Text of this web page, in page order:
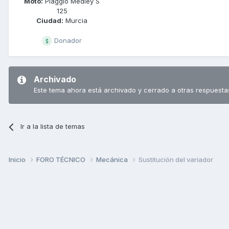
125
Ciudad: Murcia
Donador
Archivado
Este tema ahora está archivado y cerrado a otras
Ir a la lista de temas
Inicio FORO TÉCNICO Mecánica Sustitución del variador